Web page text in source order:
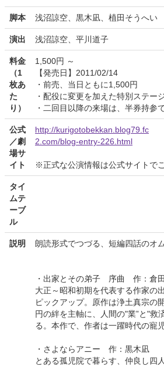
脚本 浅沼諒空、黒木凪、植田そうへい
演出 浅沼諒空、平川道子
料金
（1
枚あ
た
り）
1,500円 ～
【発売日】2011/02/14
・前売、当日ともに1,500円
・配役に変更を加えた特別ステー
・二回目以降の来場は、半券持参
公式
／劇
場サ
イト
http://kurigotobekkan.blog79.fc
2.com/blog-entry-226.html
※正式な公演情報は公式サイトで
タイ
ムテ
ーブ
ル
説明 朗読形式でつづる、短編四話のオ
・出家とその弟子 序曲 作：倉
大正～昭和初期を代表する作家の
ピックアップ。原作は浄土真宗の
円の絆を主軸に、人間の"業”と"救
る。本作で、作者は一躍時代の寵
・さよならアニー 作：黒木凪
とある孤児院で暮らす、仲良し四